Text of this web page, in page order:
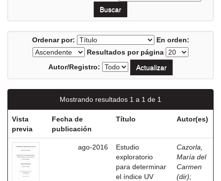
Ordenar por:
En orden:
Resultados por página
Autor/Registro:
Mostrando resultados 1 a 1 de 1
Vista
previa
Fecha de
publicación
Título Autor(es)
ago-2016
Estudio
exploratorio
para determinar
el índice UV
Cazorla,
María del
Carmen
(dir);